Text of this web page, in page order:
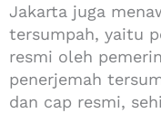
Jakarta juga
tersumpah, yaitu
resmi oleh
penerjemah
dan cap resmi,